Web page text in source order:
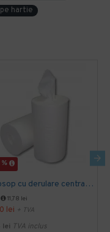
hartie
%
Prosop cu derulare centrala 2 pliuri 100 m, portionata, alb, celuloza 100%, AQAS
11,78 lei
lei + TVA
lei TVA inclus